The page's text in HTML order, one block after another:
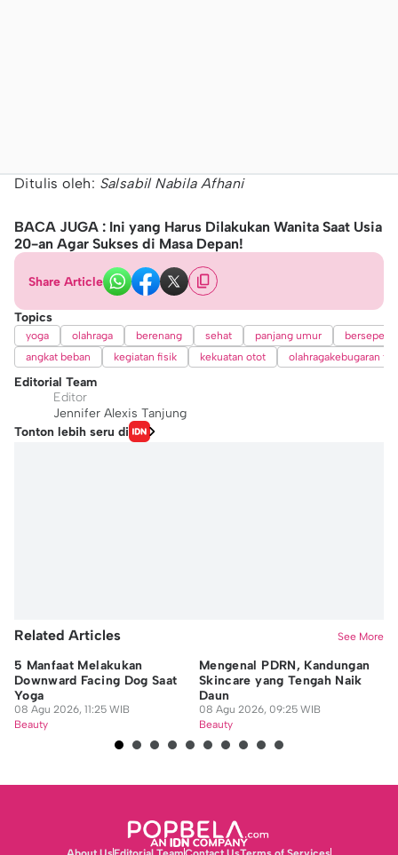
Ditulis oleh: Salsabil Nabila Afhani
BACA JUGA : Ini yang Harus Dilakukan Wanita Saat Usia
20-an Agar Sukses di Masa Depan!
Share Article
Topics
yoga olahraga berenang sehat panjang umur
bersepeda
angkat beban
kegiatan fisik kekuatan otot olahragakebugaran
Editorial Team
Editor
Jennifer Alexis Tanjung
Tonton lebih seru di
Related Articles See More
5 Manfaat Melakukan
Downward Facing Dog Saat
Yoga
08 Agu 2026, 11:25 WIB
Beauty
Mengenal PDRN, Kandungan
Skincare yang Tengah Naik
Daun
08 Agu 2026, 09:25 WIB
Beauty